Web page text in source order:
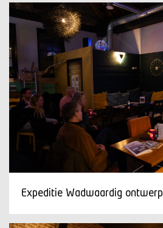
Expeditie Wadwaardig ontwerp